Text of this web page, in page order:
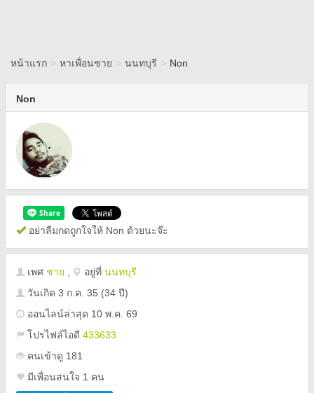
หน้าแรก > หาเพื่อนชาย > นนทบุรี > Non
Non
อย่าลืมกดถูกใจให้ Non ด้วยนะจ๊ะ
เพศ ชาย อยู่ที่ นนทบุรี
วันเกิด 3 ก.ค. 35 (34 ปี)
ออนไลน์ล่าสุด 10 พ.ค. 69
โปรไฟล์ไอดี 433633
คนเข้าดู 181
มีเพื่อนสนใจ 1 คน